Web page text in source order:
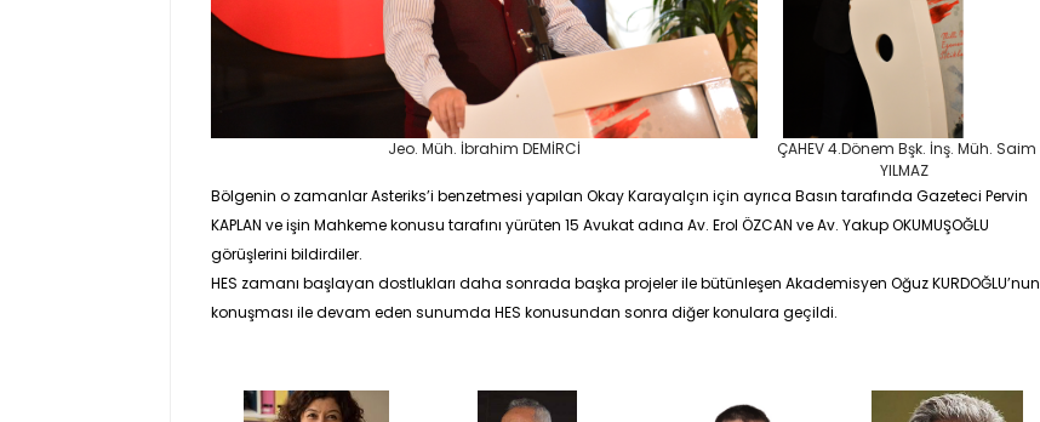
Jeo. Müh. İbrahim DEMİRCİ
ÇAHEV 4.Dönem Bşk. İnş. Müh. Saim
YILMAZ
Bölgenin o zamanlar Asteriks’i benzetmesi yapılan Okay Karayalçın için ayrıca Basın tarafında Gazeteci Pervin
KAPLAN ve işin Mahkeme konusu tarafını yürüten 15 Avukat adına Av. Erol ÖZCAN veAv. Yakup OKUMUŞOĞLU
görüşlerini bildirdiler.
HES zamanı başlayan dostlukları daha sonrada başka projeler ile bütünleşen Akademisyen Oğuz KURDOĞLU’nun
konuşması ile devam eden sunumda HES konusundan sonra diğer konulara geçildi.